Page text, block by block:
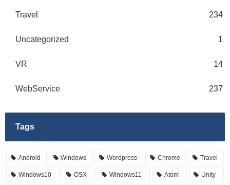
Travel 234
Uncategorized 1
VR 14
WebService 237
Tags
Android Windows Wordpress Chrome Travel
Windows10 OSX Windows11 Atom Unity